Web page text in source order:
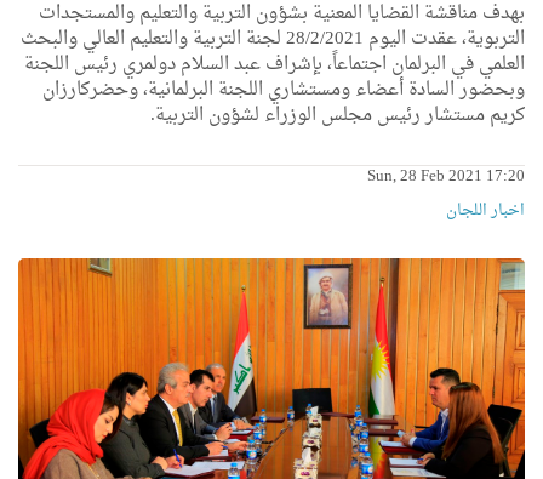
بهدف مناقشة القضايا المعنية بشؤون التربية والتعليم والمستجدات
التربوية، عقدت اليوم 28/2/2021 لجنة التربية والتعليم العالي والبحث
العلمي في البرلمان اجتماعاً، بإشراف عبد السلام دولمري رئيس اللجنة
وبحضور السادة أعضاء ومستشاري اللجنة البرلمانية، وحضركارزان
كريم مستشار رئيس مجلس الوزراء لشؤون التربية.
Sun, 28 Feb 2021 17:20
اخبار اللجان